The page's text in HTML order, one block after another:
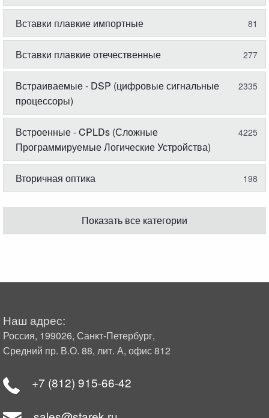
Вставки плавкие импортные 81
Вставки плавкие отечественные 277
Встраиваемые - DSP (цифровые сигнальные
процессоры)
2335
Встроенные - CPLDs (Сложные
Программируемые Логические Устройства)
4225
Вторичная оптика 198
Показать все категории
Наш адрес:
Россия, 199026, Санкт-Петербург,
Средний пр. В.О. 88, лит. А, офис 812
+7 (812) 915-66-42